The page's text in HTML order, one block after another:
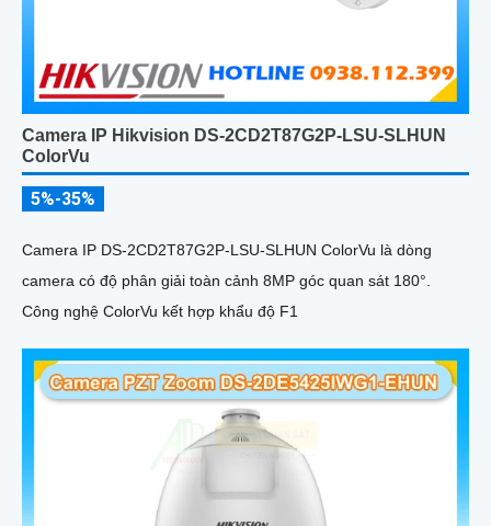
Camera IP Hikvision DS-2CD2T87G2P-LSU-SLHUN
ColorVu
5%-35%
Camera IP DS-2CD2T87G2P-LSU-SLHUN ColorVu là dòng
camera có độ phân giải toàn cảnh 8MP góc quan sát 180°.
Công nghệ ColorVu kết hợp khẩu độ F1